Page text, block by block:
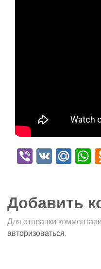
Viber
VK
Добавить
Для отправки
авторизоваться.